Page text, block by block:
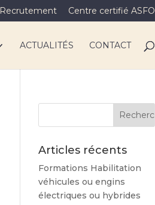
Recrutement Centre certifié ASFO
ACTUALITÉS CONTACT
Articles récents
Formations Habilitation
véhicules ou engins
électriques ou hybrides